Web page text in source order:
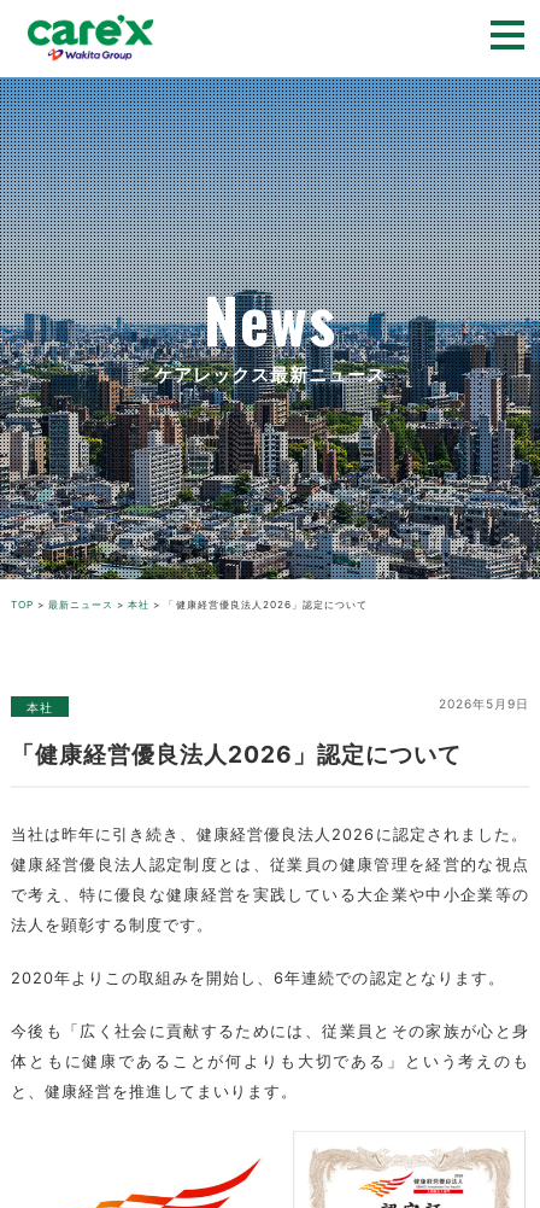
News
ケアレックス最新ニュース
TOP >最新ニュース >本社 > 「健康経営優良法人2026」認定について
本社 2026年5月9日
「健康経営優良法人2026」認定について
当社は昨年に引き続き、健康経営優良法人2026に認定されました。
健康経営優良法人認定制度とは、従業員の健康管理を経営的な視点
で考え、特に優良な健康経営を実践している大企業や中小企業等の
法人を顕彰する制度です。
2020年よりこの取組みを開始し、6年連続での認定となります。
今後も「広く社会に貢献するためには、従業員とその家族が心と身
体ともに健康であることが何よりも大切である」という考えのも
と、健康経営を推進してまいります。